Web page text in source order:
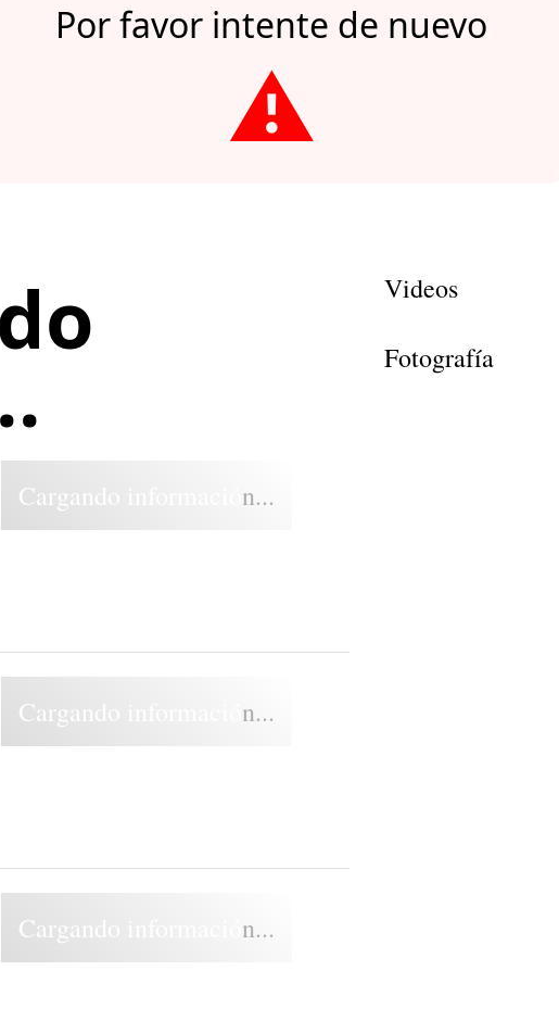
Por favor intente de nuevo
⚠️
Cargando información...
Cargando información...
Cargando información...
Videos
Fotografía